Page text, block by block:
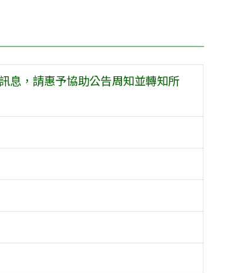
息，請惠予協助公告周知並轉知所